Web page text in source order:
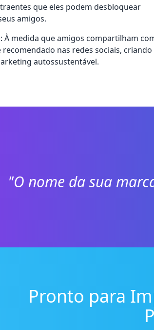
que eles podem desbloquear
amigos.
À medida que amigos compartilham
nas redes sociais, criando
autossustentável.
"O nome da sua
Pronto para